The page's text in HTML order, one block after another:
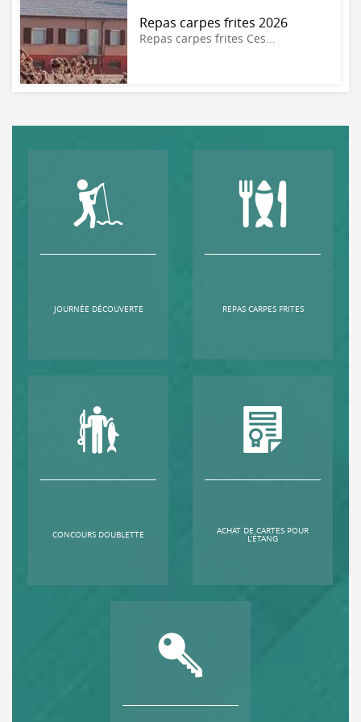
Repas carpes frites 2026
Repas carpes frites Ces...
JOURNÉE DÉCOUVERTE REPAS CARPES FRITES
CONCOURS DOUBLETTE ACHAT DE CARTES POUR
L’ÉTANG